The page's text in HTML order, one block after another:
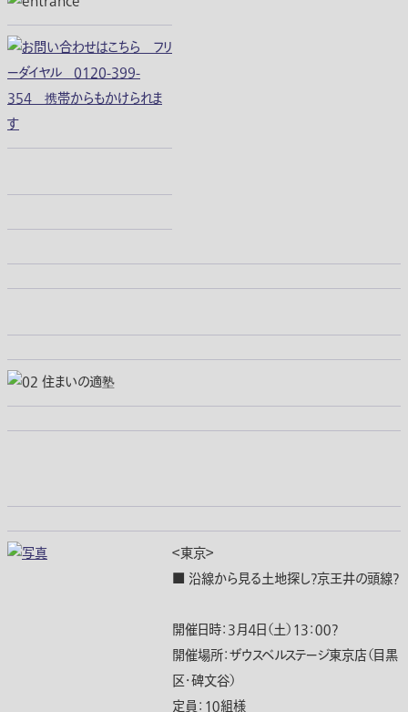
＜東京＞
■ 沿線から見る土地探し?京王井の頭線?
開催日時：３月４日（土）１３：００?
開催場所：ザウスベルステージ東京店（目黒
区・碑文谷）
定員：１０組様